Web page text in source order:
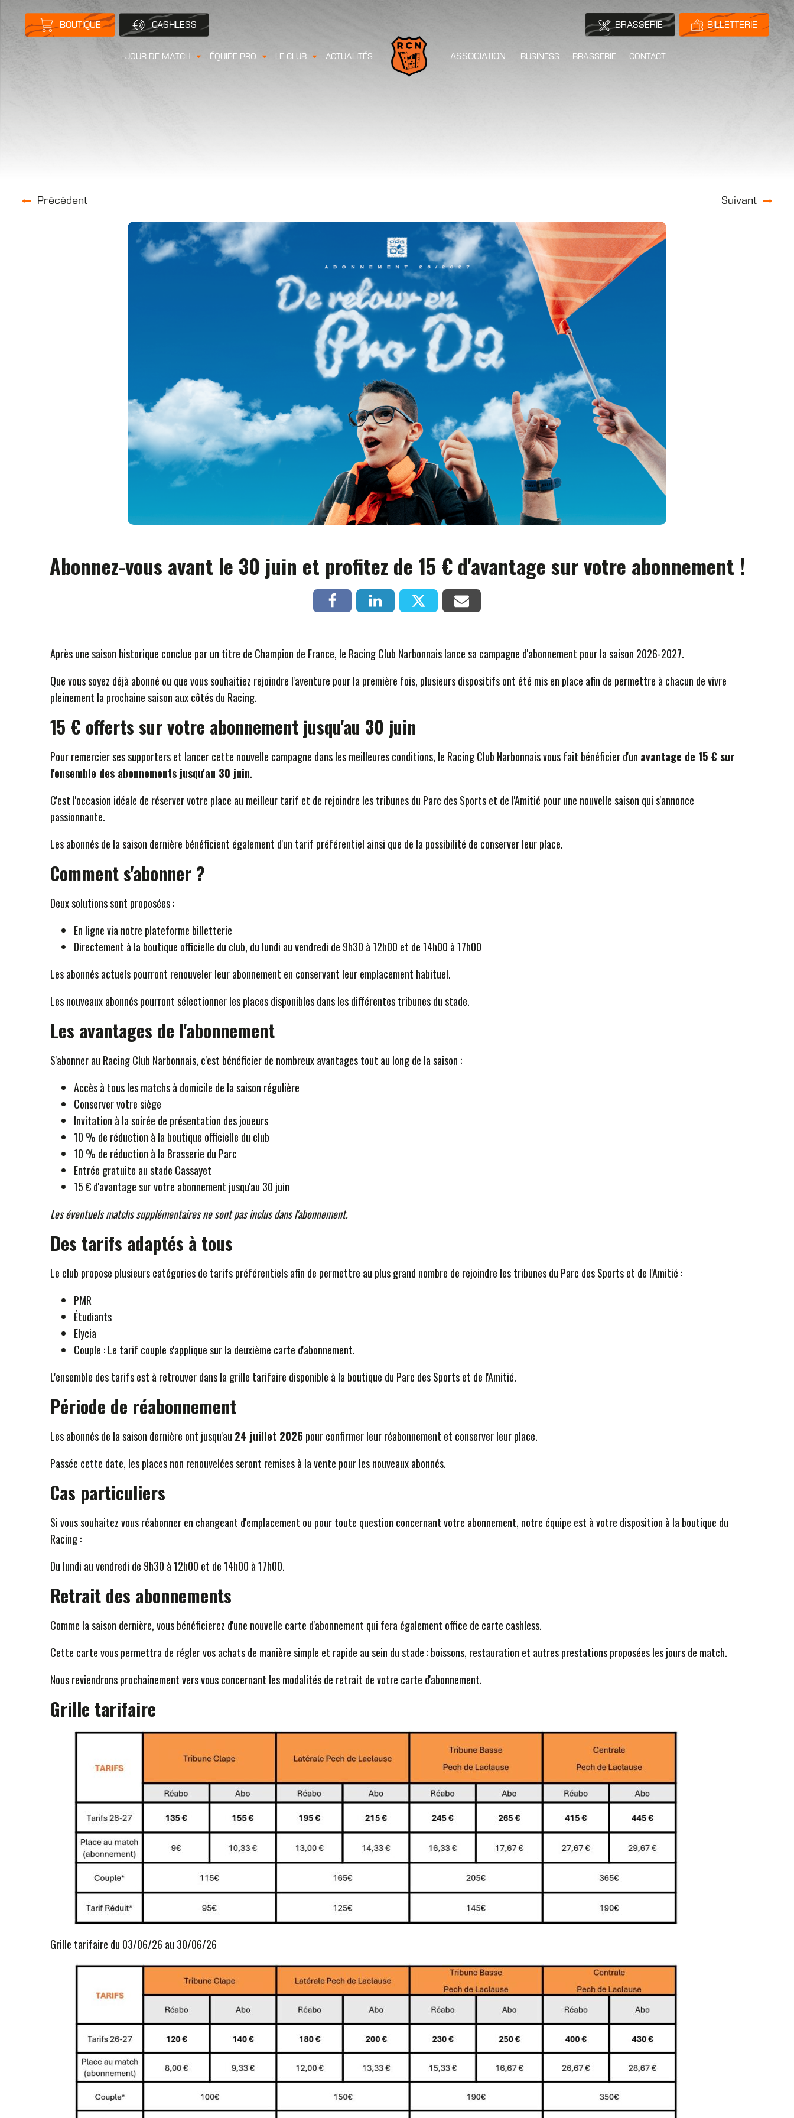
JOUR DE MATCH ÉQUIPE PRO LE CLUB ACTUALITÉS ASSOCIATION BUSINESS BRASSERIE CONTACT
Précédent Suivant
Abonnez-vous avant le 30 juin et profitez de 15 € d'avantage sur votre abonnement !
Après une saison historique conclue par un titre de Champion de France, le Racing Club Narbonnais lance sa campagne d'abonnement pour la saison 2026-2027.
Que vous soyez déjà abonné ou que vous souhaitiez rejoindre l'aventure pour la première fois, plusieurs dispositifs ont été mis en place afin de permettre à chacun de vivre
pleinement la prochaine saison aux côtés du Racing.
15 € offerts sur votre abonnement jusqu'au 30 juin
Pour remercier ses supporters et lancer cette nouvelle campagne dans les meilleures conditions, le Racing Club Narbonnais vous fait bénéficier d'un avantage de 15 € sur
l'ensemble des abonnements jusqu'au 30 juin.
C'est l'occasion idéale de réserver votre place au meilleur tarif et de rejoindre les tribunes du Parc des Sports et de l'Amitié pour une nouvelle saison qui s'annonce
passionnante.
Les abonnés de la saison dernière bénéficient également d'un tarif préférentiel ainsi que de la possibilité de conserver leur place.
Comment s'abonner ?
Deux solutions sont proposées :
En ligne via notre plateforme billetterie
Directement à la boutique officielle du club, du lundi au vendredi de 9h30 à 12h00 et de 14h00 à 17h00
Les abonnés actuels pourront renouveler leur abonnement en conservant leur emplacement habituel.
Les nouveaux abonnés pourront sélectionner les places disponibles dans les différentes tribunes du stade.
Les avantages de l'abonnement
S'abonner au Racing Club Narbonnais, c'est bénéficier de nombreux avantages tout au long de la saison :
Accès à tous les matchs à domicile de la saison régulière
Conserver votre siège
Invitation à la soirée de présentation des joueurs
10 % de réduction à la boutique officielle du club
10 % de réduction à la Brasserie du Parc
Entrée gratuite au stade Cassayet
15 € d'avantage sur votre abonnement jusqu'au 30 juin
Les éventuels matchs supplémentaires ne sont pas inclus dans l'abonnement.
Des tarifs adaptés à tous
Le club propose plusieurs catégories de tarifs préférentiels afin de permettre au plus grand nombre de rejoindre les tribunes du Parc des Sports et de l'Amitié :
PMR
Étudiants
Elycia
Couple : Le tarif couple s'applique sur la deuxième carte d'abonnement.
L'ensemble des tarifs est à retrouver dans la grille tarifaire disponible à la boutique du Parc des Sports et de l'Amitié.
Période de réabonnement
Les abonnés de la saison dernière ont jusqu'au 24 juillet 2026 pour confirmer leur réabonnement et conserver leur place.
Passée cette date, les places non renouvelées seront remises à la vente pour les nouveaux abonnés.
Cas particuliers
Si vous souhaitez vous réabonner en changeant d'emplacement ou pour toute question concernant votre abonnement, notre équipe est à votre disposition à la boutique du
Racing :
Du lundi au vendredi de 9h30 à 12h00 et de 14h00 à 17h00.
Retrait des abonnements
Comme la saison dernière, vous bénéficierez d'une nouvelle carte d'abonnement qui fera également office de carte cashless.
Cette carte vous permettra de régler vos achats de manière simple et rapide au sein du stade : boissons, restauration et autres prestations proposées les jours de match.
Nous reviendrons prochainement vers vous concernant les modalités de retrait de votre carte d'abonnement.
Grille tarifaire
Grille tarifaire du 03/06/26 au 30/06/26
BOUTIQUE CASHLESS BRASSERIE BILLETTERIE